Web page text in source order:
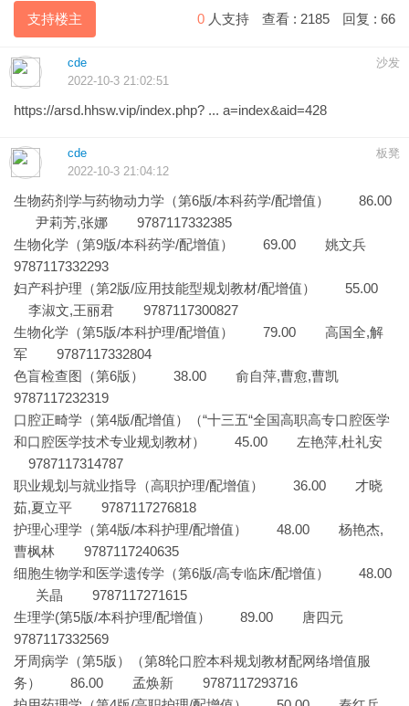
支持楼主 0 人支持 查看 : 2185 回复 : 66
沙发
cde
2022-10-3 21:02:51
https://arsd.hhsw.vip/index.php? ... a=index&aid=428
板凳
cde
2022-10-3 21:04:12
生物药剂学与药物动力学（第6版/本科药学/配增值） 86.00
尹莉芳,张娜 9787117332385
生物化学（第9版/本科药学/配增值） 69.00 姚文兵
9787117332293
妇产科护理（第2版/应用技能型规划教材/配增值） 55.00
李淑文,王丽君 9787117300827
生物化学（第5版/本科护理/配增值） 79.00 高国全,解
军 9787117332804
色盲检查图（第6版） 38.00 俞自萍,曹愈,曹凯
9787117232319
口腔正畸学（第4版/配增值）（“十三五“全国高职高专口腔医学
和口腔医学技术专业规划教材） 45.00 左艳萍,杜礼安
9787117314787
职业规划与就业指导（高职护理/配增值） 36.00 才晓
茹,夏立平 9787117276818
护理心理学（第4版/本科护理/配增值） 48.00 杨艳杰,
曹枫林 9787117240635
细胞生物学和医学遗传学（第6版/高专临床/配增值） 48.00
关晶 9787117271615
生理学(第5版/本科护理/配增值） 89.00 唐四元
9787117332569
牙周病学（第5版）（第8轮口腔本科规划教材配网络增值服
务） 86.00 孟焕新 9787117293716